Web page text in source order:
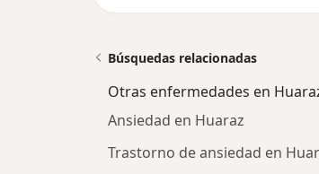
Búsquedas relacionadas
Otras enfermedades en
Ansiedad en Huaraz
Trastorno de ansiedad en